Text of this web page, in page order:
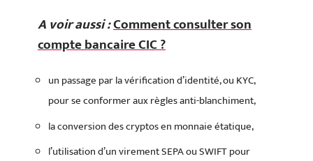
A voir aussi :Comment consulter son
compte bancaire CIC ?
un passage par la vérification d’identité, ou KYC,
pour se conformer aux règles anti-blanchiment,
la conversion des cryptos en monnaie étatique,
l’utilisation d’un virement SEPA ou SWIFT pour